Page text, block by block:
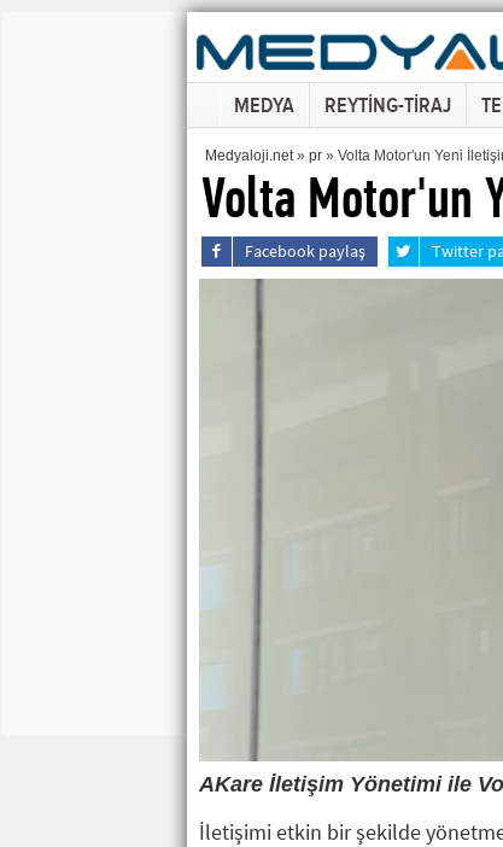
MEDYA REYTİNG-TİRAJ
Volta Motor'un
Medyaloji.net» pr» Volta Motor'un Yeni
Facebook paylaş Twitter
AKare İletişim Yönetimi ile
İletişimi etkin bir şekilde